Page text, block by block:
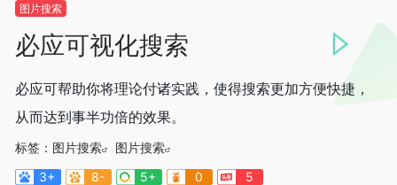
图片搜索
必应可视化搜索
必应可帮助你将理论付诸实践，使得搜索更加方便快捷，
从而达到事半功倍的效果。
标签： 图片搜索
图片搜索
3+
8- 5+ 0 5